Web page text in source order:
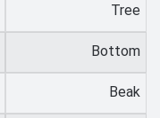
Tree
Bottom
Beak